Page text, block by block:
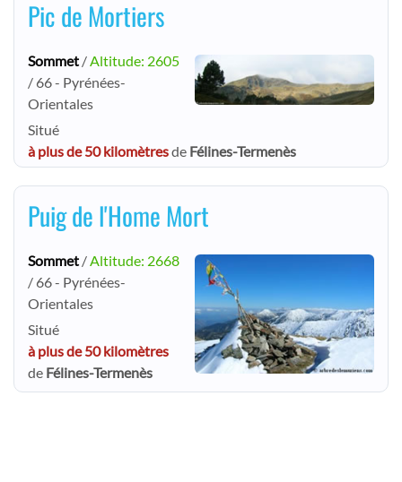
Pic de Mortiers
Sommet / Altitude: 2605
/ 66 - Pyrénées-
Orientales
Situé
à plus de 50 kilomètresde Félines-Termenès
Puig de l'Home Mort
Sommet / Altitude: 2668
/ 66 - Pyrénées-
Orientales
Situé
à plus de 50 kilomètres
de Félines-Termenès